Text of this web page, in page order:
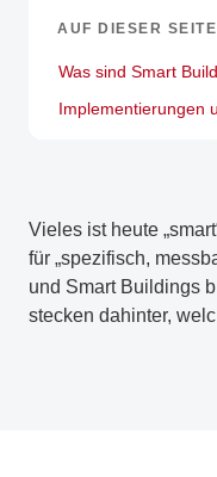
AUF DIESER SEITE
Was sind Smart
Implementierungen
Vieles ist heute
für „spezifisch,
und Smart Buildings
stecken dahinter,